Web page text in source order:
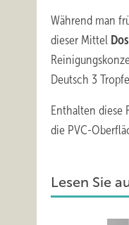
Während man
dieser Mittel
Deutsch 3
Enthalten diese
die PVC-
Lesen Sie